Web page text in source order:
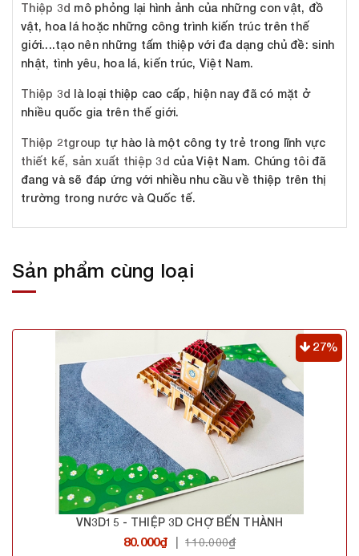
Thiệp 3d mô phỏng lại hình ảnh của những con vật, đồ
vật, hoa lá hoặc những công trình kiến trúc trên thế
giới....tạo nên những tấm thiệp với đa dạng chủ đề: sinh
nhật, tình yêu, hoa lá, kiến trúc, Việt Nam.
Thiệp 3d là loại thiệp cao cấp, hiện nay đã có mặt ở
nhiều quốc gia trên thế giới.
Thiệp 2tgroup tự hào là một công ty trẻ trong lĩnh vực
thiết kế, sản xuất thiệp 3d của Việt Nam. Chúng tôi đã
đang và sẽ đáp ứng với nhiều nhu cầu về thiệp trên thị
trường trong nước và Quốc tế.
Sản phẩm cùng loại
27%
VN3D15 - THIỆP 3D CHỢ BẾN THÀNH
80.000₫ 110.000₫